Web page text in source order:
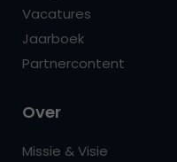
Vacatures
Jaarboek
Partnercontent
Over
Missie & Visie